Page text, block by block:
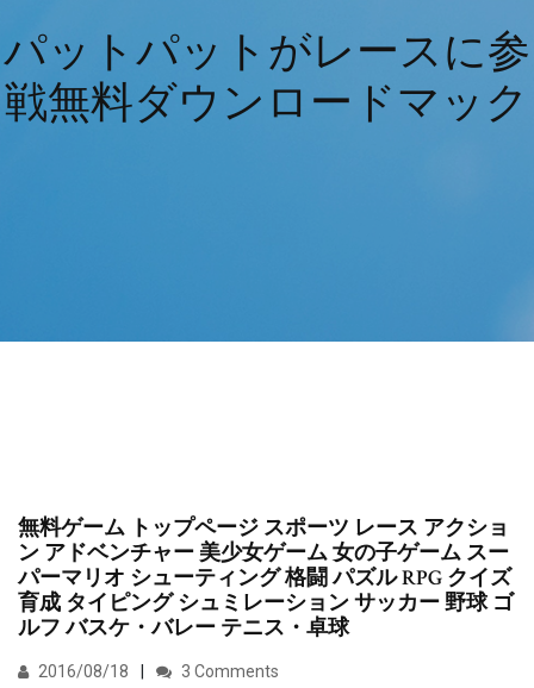
パットパットがレースに参
戦無料ダウンロードマック
無料ゲーム トップページ スポーツ レース アクショ
ン アドベンチャー 美少女ゲーム 女の子ゲーム スー
パーマリオ シューティング 格闘 パズル RPG クイズ
育成 タイピング シュミレーション サッカー 野球 ゴ
ルフ バスケ・バレー テニス・卓球
2016/08/18 3 Comments